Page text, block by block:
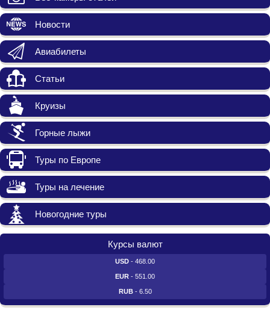
Новости
Авиабилеты
Статьи
Круизы
Горные лыжи
Туры по Европе
Туры на лечение
Новогодние туры
Курсы валют
USD - 468.00
EUR - 551.00
RUB- 6.50